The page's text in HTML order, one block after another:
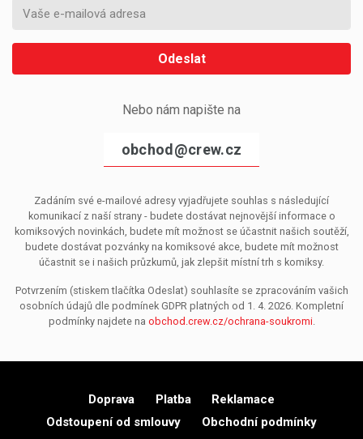
Odeslat
Nebo nám napište na
obchod@crew.cz
Zadáním své e-mailové adresy vyjadřujete souhlas s následující
komunikací z naší strany - budete dostávat nejnovější informace o
komiksových novinkách, budete mít možnost se účastnit našich soutěží,
budete dostávat pozvánky na komiksové akce, budete mít možnost
účastnit se i našich průzkumů, jak zlepšit místní trh s komiksy.
Potvrzením (stiskem tlačítka Odeslat) souhlasíte se zpracováním vašich
osobních údajů dle podmínek GDPR platných od 1. 4. 2026. Kompletní
podmínky najdete na obchod.crew.cz/ochrana-soukromi.
Doprava Platba
Reklamace
Odstoupení od smlouvy
Obchodní podmínky